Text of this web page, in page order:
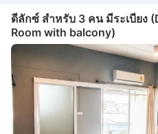
ดีลักซ์ สำหรับ 3 คน มีระเบียง
Room with balcony)